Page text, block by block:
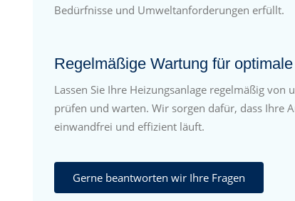
Bedürfnisse und Umweltanforderungen erfüllt.
Regelmäßige Wartung für
Lassen Sie Ihre Heizungsanlage regelmäßig von
prüfen und warten. Wir sorgen dafür, dass Ihre
einwandfrei und effizient läuft.
Gerne beantworten wir Ihre Fragen